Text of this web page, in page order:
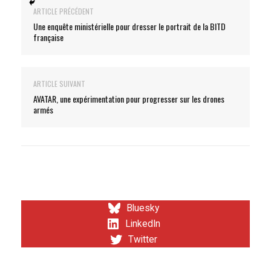
ARTICLE PRÉCÉDENT
Une enquête ministérielle pour dresser le portrait de la BITD
française
ARTICLE SUIVANT
AVATAR, une expérimentation pour progresser sur les drones
armés
Bluesky
LinkedIn
Twitter